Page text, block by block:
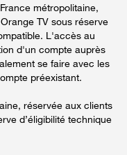
métropolitaine,
TV sous réserve
L'accès au
d'un compte auprès
se faire avec les
préexistant.
réservée aux clients
d’éligibilité technique